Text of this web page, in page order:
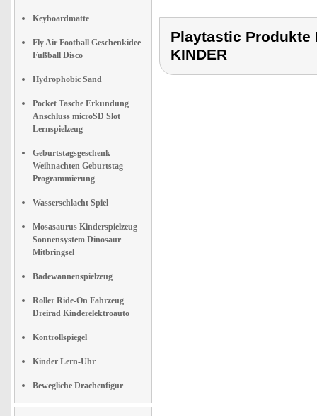
Keyboardmatte
Fly Air Football Geschenkidee
Fußball Disco
Hydrophobic Sand
Pocket Tasche Erkundung
Anschluss microSD Slot
Lernspielzeug
Geburtstagsgeschenk
Weihnachten Geburtstag
Programmierung
Wasserschlacht Spiel
Mosasaurus Kinderspielzeug
Sonnensystem Dinosaur
Mitbringsel
Badewannenspielzeug
Roller Ride-On Fahrzeug
Dreirad Kinderelektroauto
Kontrollspiegel
Kinder Lern-Uhr
Bewegliche Drachenfigur
Playtastic Produkte
KINDER